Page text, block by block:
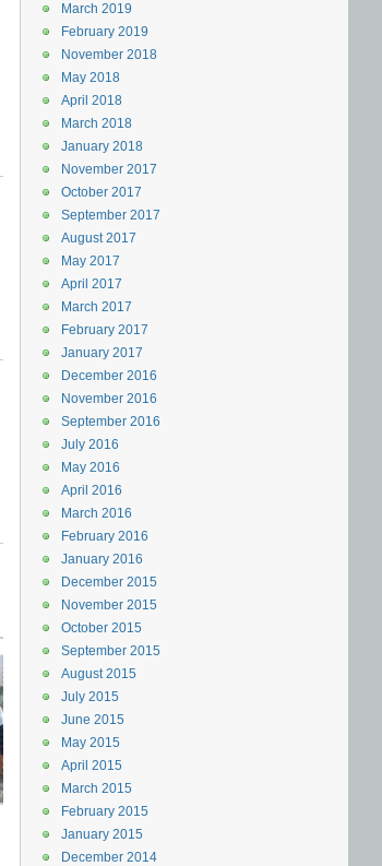
March 2019
February 2019
November 2018
May 2018
April 2018
March 2018
January 2018
November 2017
October 2017
September 2017
August 2017
May 2017
April 2017
March 2017
February 2017
January 2017
December 2016
November 2016
September 2016
July 2016
May 2016
April 2016
March 2016
February 2016
January 2016
December 2015
November 2015
October 2015
September 2015
August 2015
July 2015
June 2015
May 2015
April 2015
March 2015
February 2015
January 2015
December 2014